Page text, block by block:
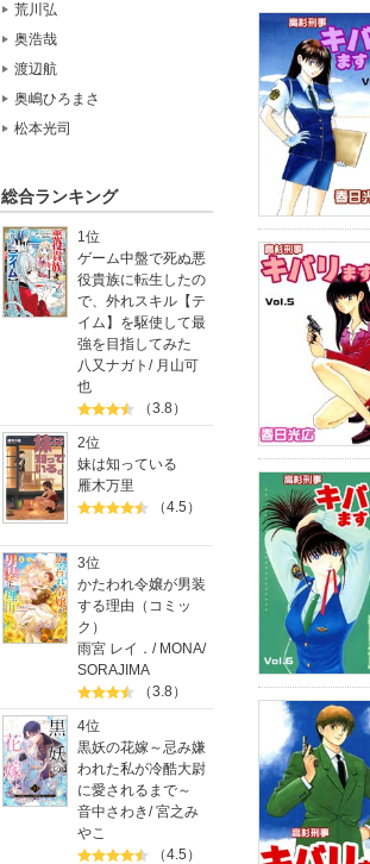
荒川弘
奥浩哉
渡辺航
奥嶋ひろまさ
松本光司
総合ランキング
1位
ゲーム中盤で死ぬ悪
役貴族に転生したの
で、外れスキル【テ
イム】を駆使して最
強を目指してみた
八又ナガト / 月山可
也
（3.8）
2位
妹は知っている
雁木万里
（4.5）
3位
かたわれ令嬢が男装
する理由（コミッ
ク）
雨宮 レイ． / MONA/
SORAJIMA
（3.8）
4位
黒妖の花嫁～忌み嫌
われた私が冷酷大尉
に愛されるまで～
音中さわき/宮之み
やこ
（4.5）